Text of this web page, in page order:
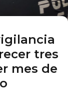
tres
mes de